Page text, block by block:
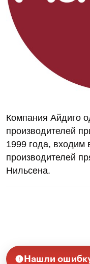
Компания Айдиго
производителей
1999 года, входим
производителей
Нильсена.
Нашли